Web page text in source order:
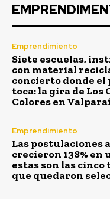
Emprendimiento
Siete escuelas,
con material
concierto donde el
toca: la gira de Los
Colores en
Emprendimiento
Las postulaciones
crecieron 138% en
estas son las
que quedaron